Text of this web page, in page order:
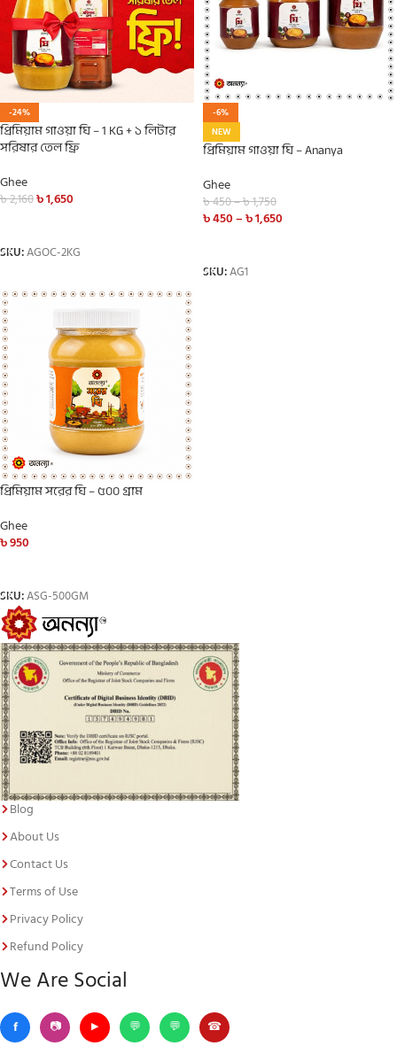
-24%
প্রিমিয়াম গাওয়া ঘি – 1 KG + ১ লিটার
সরিষার তেল ফ্রি
Ghee
৳2,160৳1,650
SKU:AGOC-2KG
-6%
NEW
প্রিমিয়াম গাওয়া ঘি – Ananya
Ghee
৳450–৳1,750
৳450–৳1,650
SKU:AG1
প্রিমিয়াম সরের ঘি – ৫০০ গ্রাম
Ghee
৳950
SKU:ASG-500GM
Blog
About Us
Contact Us
Terms of Use
Privacy Policy
Refund Policy
We Are Social